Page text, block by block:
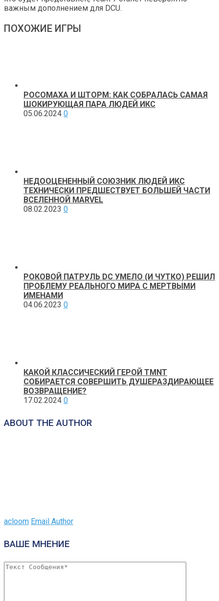
важным дополнением для DCU.
ПОХОЖИЕ ИГРЫ
РОСОМАХА И ШТОРМ: КАК СОБРАЛАСЬ САМАЯ
ШОКИРУЮЩАЯ ПАРА ЛЮДЕЙ ИКС
05.06.2024 0
НЕДООЦЕНЕННЫЙ СОЮЗНИК ЛЮДЕЙ ИКС
ТЕХНИЧЕСКИ ПРЕДШЕСТВУЕТ БОЛЬШЕЙ ЧАСТИ
ВСЕЛЕННОЙ MARVEL
08.02.2023 0
РОКОВОЙ ПАТРУЛЬ DC УМЕЛО (И ЧУТКО) РЕШИЛ
ПРОБЛЕМУ РЕАЛЬНОГО МИРА С МЕРТВЫМИ
ИМЕНАМИ
04.06.2023 0
КАКОЙ КЛАССИЧЕСКИЙ ГЕРОЙ TMNT
СОБИРАЕТСЯ СОВЕРШИТЬ ДУШЕРАЗДИРАЮЩЕЕ
ВОЗВРАЩЕНИЕ?
17.02.2024 0
ABOUT THE AUTHOR
acloom Email Author
ВАШЕ МНЕНИЕ